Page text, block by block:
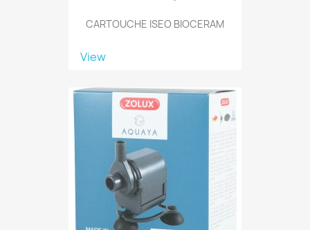
CARTOUCHE ISEO BIOCERAM
View